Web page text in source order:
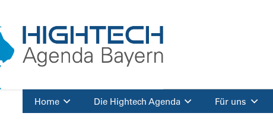
Home Die Hightech Agenda Für uns